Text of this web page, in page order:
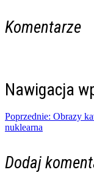
Komentarze
Nawigacja
Poprzednie: Obrazy
nuklearna
Dodaj